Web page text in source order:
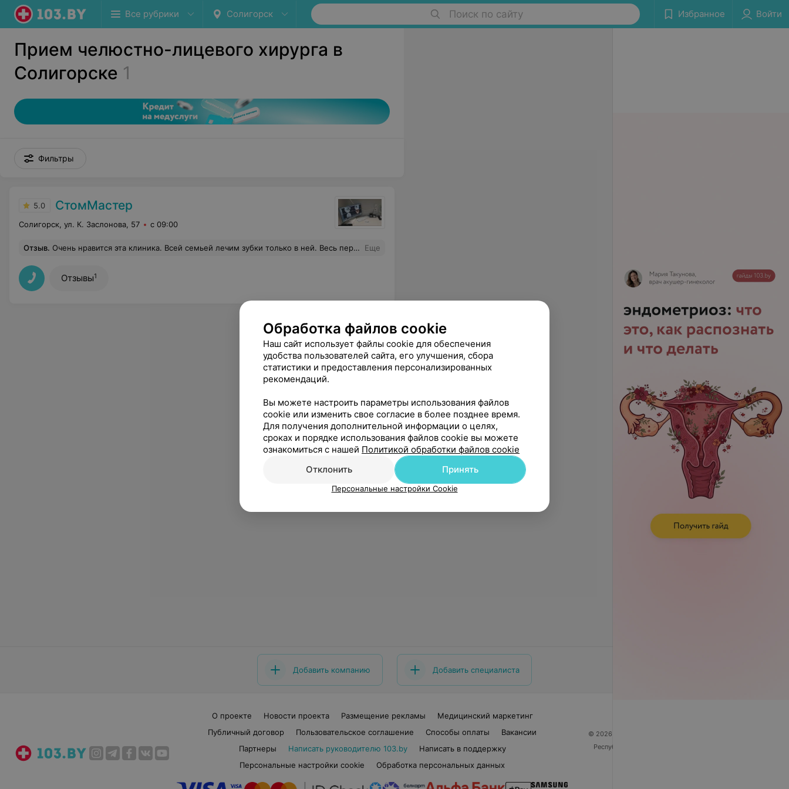
Все рубрики Солигорск Поиск по сайту Избранное Войти
Прием челюстно-лицевого хирурга в
Солигорске 1
Фильтры
5.0 СтомМастер
Солигорск, ул. К. Заслонова, 57 с 09:00
Отзыв. Очень нравится эта клиника. Всей семьей лечим зубки только в ней. Весь персонал знает толк в своей работе. Всегда готовы выслушать и решить любую проблему. В сравнении с другими клиниками очень демократичные цены. Индивидуальный подход к каждому клиенту. Всем рекомендую. Еще
Отзывы1
Добавить компанию Добавить специалиста
О проекте Новости проекта Размещение рекламы
Медицинский маркетинг
Публичный договор
Пользовательское соглашение Способы оплаты
Вакансии
Партнеры
Написать руководителю 103.by
Написать в поддержку
Персональные настройки cookie
Обработка персональных данных
© 2026 ООО «Артокс Лаб», УНП 191700409
Республика Беларусь, г. Минск, улица Толбухина, 2,
Обработка файлов cookie
Наш сайт использует файлы cookie для обеспечения
удобства пользователей сайта, его улучшения, сбора
статистики и предоставления персонализированных
рекомендаций.
Вы можете настроить параметры использования файлов
cookie или изменить свое согласие в более позднее время.
Для получения дополнительной информации о целях,
сроках и порядке использования файлов cookie вы можете
ознакомиться с нашей Политикой обработки файлов cookie
Отклонить
Принять
Персональные настройки Cookie